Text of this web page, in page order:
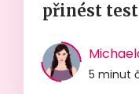
přinést
5 minut